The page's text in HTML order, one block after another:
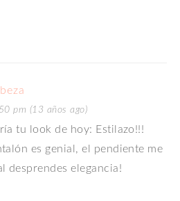
pm (13 años ago)
tu look de hoy: Estilazo!!!
es genial, el pendiente me
desprendes elegancia!